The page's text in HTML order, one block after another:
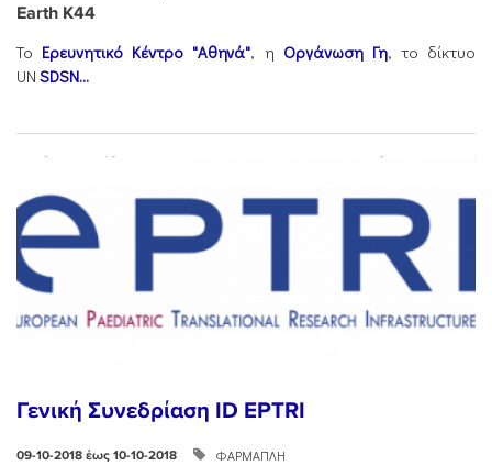
Earth K44
Το Ερευνητικό Κέντρο "Αθηνά", η Οργάνωση Γη, το δίκτυο
UN SDSN...
Γενική Συνεδρίαση ID EPTRI
09-10-2018 έως 10-10-2018 ΦΑΡΜΑΠΛΗ